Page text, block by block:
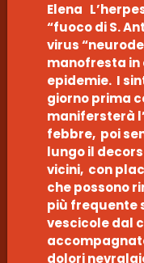
Elena
“fuoco di S.
virus
manofresta in
epidemie. I
giorno prima
manifersterà
febbre, poi
lungo il
vicini, con
che possono
più frequente
vescicole dal
dolori